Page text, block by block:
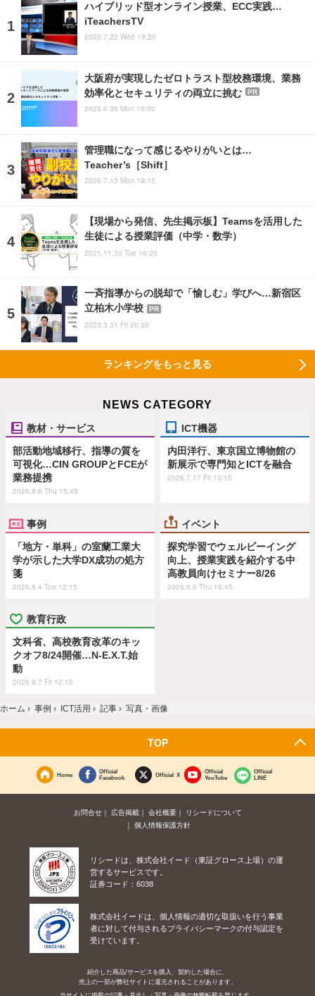
ハイブリッド型オンライン授業、ECC実践…
iTeachersTV
2020.7.22 Wed 19:20
大阪府が実現したゼロトラスト型校務環境、業務
効率化とセキュリティの両立に挑む
PR
2025.6.30 Mon 19:00
管理職になって感じるやりがいとは…
Teacher’s［Shift］
2026.7.13 Mon 19:15
【現場から発信、先生掲示板】Teamsを活用した
生徒による授業評価（中学・数学）
2021.11.30 Tue 16:20
一斉指導からの脱却で「愉しむ」学びへ…新宿区
立柏木小学校
PR
2023.3.31 Fri 20:30
ランキングをもっと見る
NEWS CATEGORY
教材・サービス
部活動地域移行、指導の質を
可視化…CIN GROUPとFCEが
業務提携
2026.8.6 Thu 15:45
ICT機器
内田洋行、東京国立博物館の
新展示で専門知とICTを融合
2026.7.17 Fri 13:15
事例
「地方・単科」の室蘭工業大
学が示した大学DX成功の処方
箋
2026.8.4 Tue 12:15
イベント
探究学習でウェルビーイング
向上、授業実践を紹介する中
高教員向けセミナー8/26
2026.8.6 Thu 18:45
教育行政
文科省、高校教育改革のキッ
クオフ8/24開催…N-E.X.T.始
動
2026.8.7 Fri 12:15
ホーム › 事例 › ICT活用 › 記事 › 写真・画像
TOP
Home
Official
Facebook
Official X
Official
YouTube
Official
LINE
お問合せ 広告掲載 会社概要
リシードについて
個人情報保護方針
リシードは、株式会社イード（東証グロース上場）の運
営するサービスです。
証券コード：6038
株式会社イードは、個人情報の適切な取扱いを行う事業
者に対して付与されるプライバシーマークの付与認定を
受けています。
紹介した商品/サービスを購入、契約した場合に、
売上の一部が弊社サイトに還元されることがあります。